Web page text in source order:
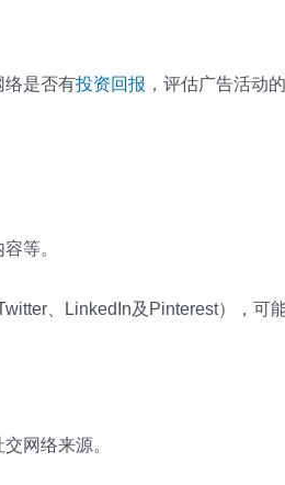
络是否有投资回报 ，评估广告活动
等。
、LinkedIn及Pinterest），可
网络来源。